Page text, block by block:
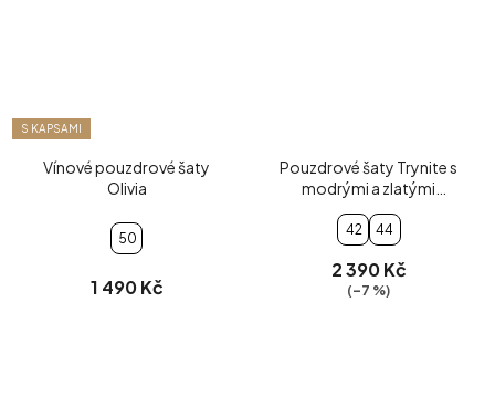
S KAPSAMI
Vínové pouzdrové šaty
Olivia
50
1 490 Kč
Pouzdrové šaty Trynite s
modrými a zlatými
proužky
42 44
2 390 Kč
(–7 %)